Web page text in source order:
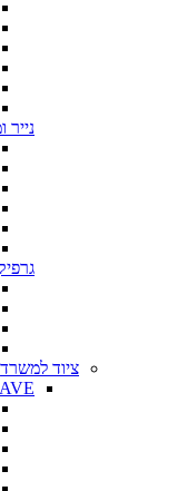
נייר
ציוד למשרד